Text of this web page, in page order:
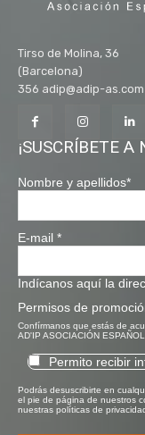
Tirso de Molina,
(Barcelona)
356 adip@adip-as.com
¡SUSCRÍBETE
Nombre y apellidos*
E-mail *
Indícanos aquí la
Permisos de
Confírmanos que estás de
AD'IP ASOCIACIÓN
Permito recibir
Podrás desuscribirte en
el pie de página de nuestros
nuestras políticas de